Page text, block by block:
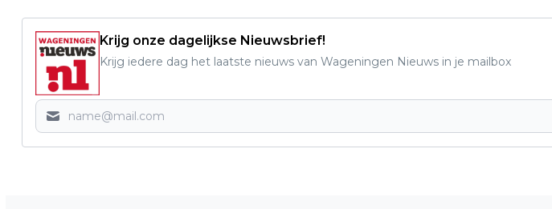
Krijg onze dagelijkse Nieuwsbrief!
Krijg iedere dag het laatste nieuws van Wageningen Nieuws in je mailbox